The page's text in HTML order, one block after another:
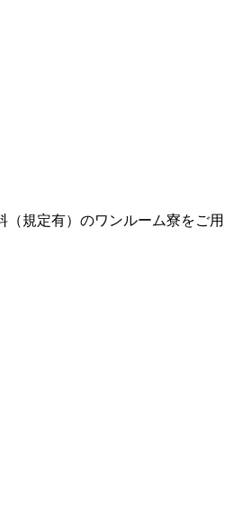
規定有）のワンルーム寮をご用